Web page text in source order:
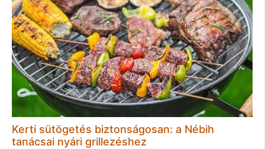
Kerti sütögetés biztonságosan: a Nébih
tanácsai nyári grillezéshez